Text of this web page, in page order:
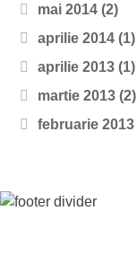
mai 2014 (2)
aprilie 2014 (1)
aprilie 2013 (1)
martie 2013 (2)
februarie 2013